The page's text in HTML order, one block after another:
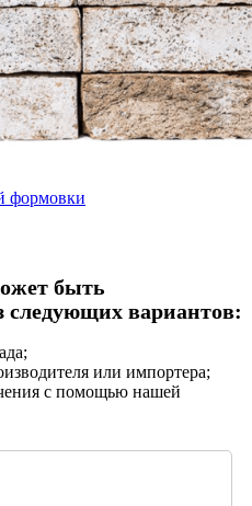
формовки
быть
следующих вариантов:
или импортера;
с помощью нашей